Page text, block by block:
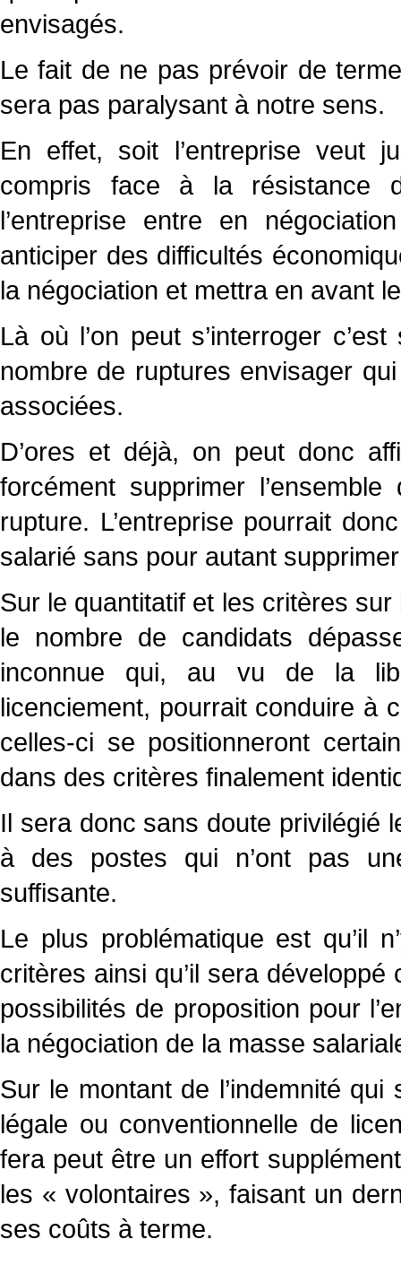
envisagés.
Le fait de ne pas prévoir de
sera pas paralysant à notre sens.
En effet, soit l’entreprise veut
compris face à la résistance
l’entreprise entre en
anticiper des difficultés
la négociation et mettra en avant
Là où l’on peut s’interroger
nombre de ruptures envisager
associées.
D’ores et déjà, on peut donc
forcément supprimer
rupture. L’entreprise pourrait
salarié sans pour autant
Sur le quantitatif et les critères
le nombre de candidats
inconnue qui, au vu de la
licenciement, pourrait conduire à
celles-ci se positionneront
dans des critères finalement
Il sera donc sans doute privilégié
à des postes qui n’ont pas
suffisante.
Le plus problématique est qu’il
critères ainsi qu’il sera
possibilités de proposition pour
la négociation de la masse
Sur le montant de l’indemnité qui
légale ou conventionnelle de
fera peut être un effort
les « volontaires », faisant un
ses coûts à terme.